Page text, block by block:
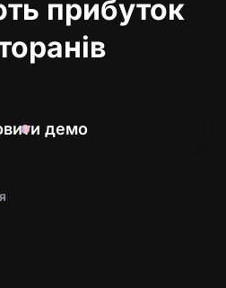
прибуток
демо